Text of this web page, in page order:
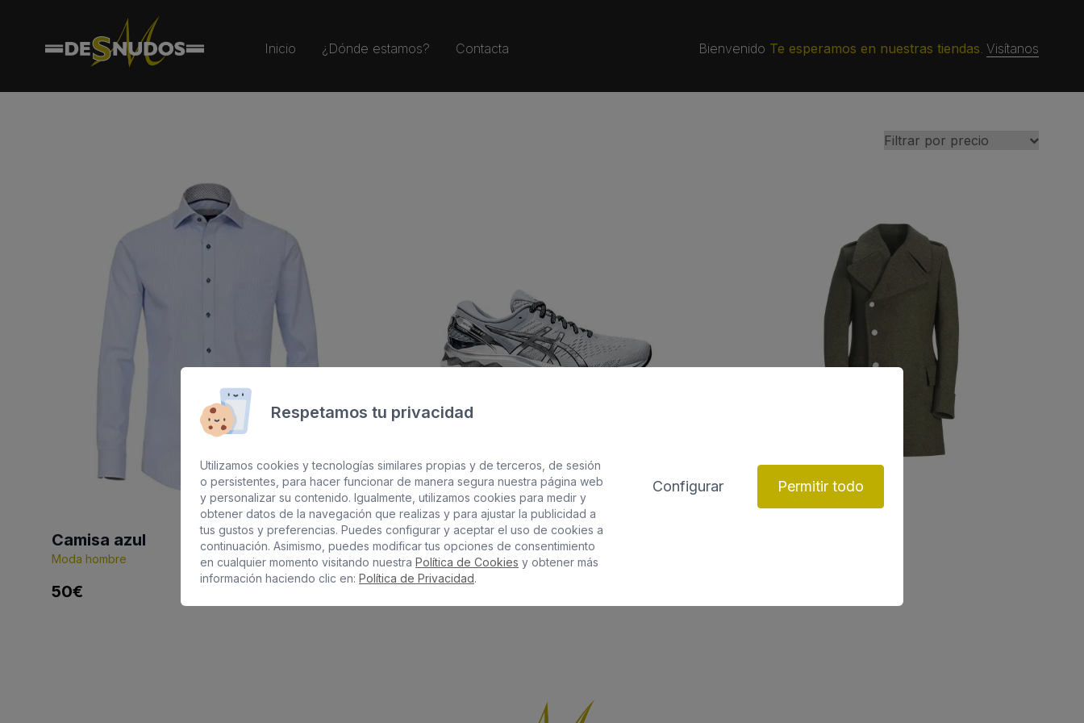
Inicio ¿Dónde estamos? Contacta Bienvenido Te esperamos en nuestras tiendas. Visítanos
Camisa azul
Moda hombre
50€
Zapatillas deportivas
Moda hombre
Respetamos tu privacidad
Utilizamos cookies y tecnologías similares propias y de terceros, de sesión
o persistentes, para hacer funcionar de manera segura nuestra página web
y personalizar su contenido. Igualmente, utilizamos cookies para medir y
obtener datos de la navegación que realizas y para ajustar la publicidad a
tus gustos y preferencias. Puedes configurar y aceptar el uso de cookies a
continuación. Asimismo, puedes modificar tus opciones de consentimiento
en cualquier momento visitando nuestra Política de Cookies y obtener más
información haciendo clic en: Política de Privacidad.
Configurar Permitir todo